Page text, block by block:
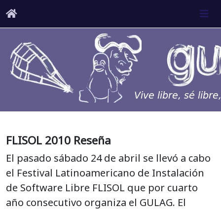
FLISOL 2010 Reseña
El pasado sábado 24 de abril se llevó a cabo
el Festival Latinoamericano de Instalación
de Software Libre FLISOL que por cuarto
año consecutivo organiza el GULAG. El